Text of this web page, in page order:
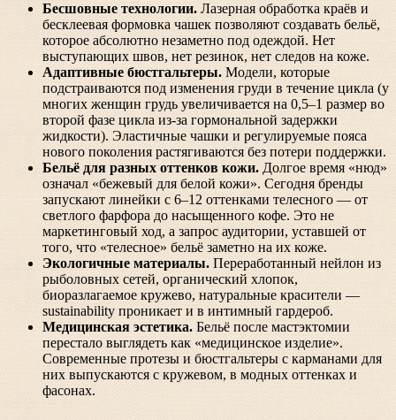
Бесшовные технологии. Лазерная обработка краёв и
бесклеевая формовка чашек позволяют создавать бельё,
которое абсолютно незаметно под одеждой. Нет
выступающих швов, нет резинок, нет следов на коже.
Адаптивные бюстгальтеры. Модели, которые
подстраиваются под изменения груди в течение цикла (у
многих женщин грудь увеличивается на 0,5–1 размер во
второй фазе цикла из-за гормональной задержки
жидкости). Эластичные чашки и регулируемые пояса
нового поколения растягиваются без потери поддержки.
Бельё для разных оттенков кожи. Долгое время «нюд»
означал «бежевый для белой кожи». Сегодня бренды
запускают линейки с 6–12 оттенками телесного — от
светлого фарфора до насыщенного кофе. Это не
маркетинговый ход, а запрос аудитории, уставшей от
того, что «телесное» бельё заметно на их коже.
Экологичные материалы. Переработанный нейлон из
рыболовных сетей, органический хлопок,
биоразлагаемое кружево, натуральные красители —
sustainability проникает и в интимный гардероб.
Медицинская эстетика. Бельё после мастэктомии
перестало выглядеть как «медицинское изделие».
Современные протезы и бюстгальтеры с карманами для
них выпускаются с кружевом, в модных оттенках и
фасонах.